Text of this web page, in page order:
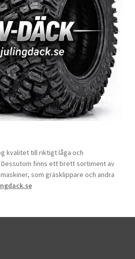
kvalitet till riktigt låga och
finns ett brett sortiment av
som gräsklippare och andra